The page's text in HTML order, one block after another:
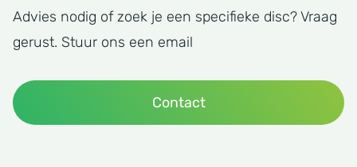
Advies nodig of zoek je een specifieke disc? Vraag
gerust. Stuur ons een email
Contact